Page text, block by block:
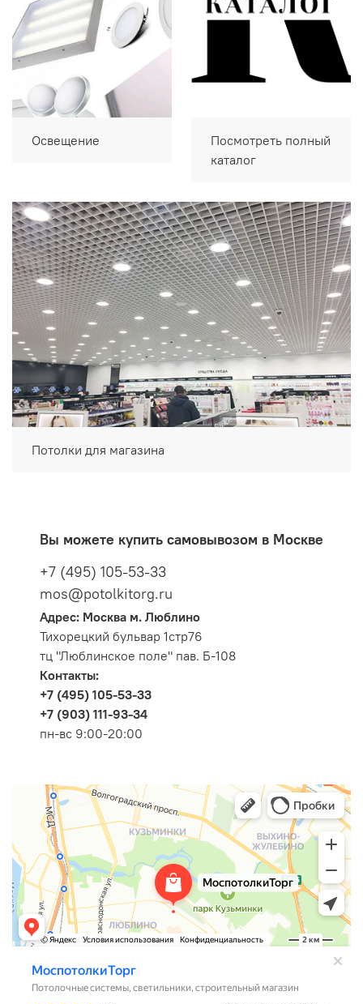
Освещение
Посмотреть полный
каталог
Потолки для магазина
Вы можете купить самовывозом в Москве
+7 (495) 105-53-33
mos@potolkitorg.ru
Адрес: Москва м. Люблино
Тихорецкий бульвар 1стр76
тц "Люблинское поле" пав. Б-108
Контакты:
+7 (495) 105-53-33
+7 (903) 111-93-34
пн-вс 9:00-20:00